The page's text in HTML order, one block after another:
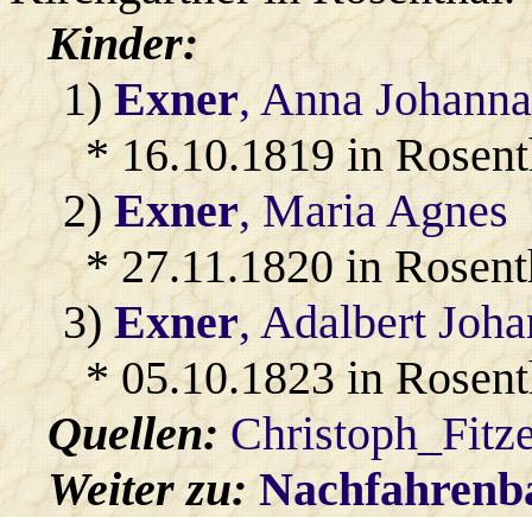
Kinder:
1)Exner, Anna
* 16.10.1819 in
2)Exner, Maria Agnes
* 27.11.1820 in
3)Exner, Adalbert
* 05.10.1823 in
Quellen:
Weiter zu: